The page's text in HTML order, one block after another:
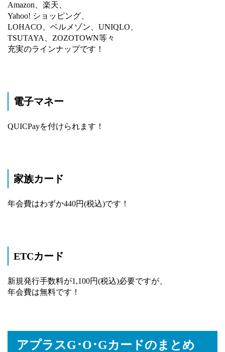
Amazon、楽天、
Yahoo! ショッピング、
LOHACO、ベルメゾン、UNIQLO、
TSUTAYA、ZOZOTOWN等々
充実のラインナップです！
電子マネー
QUICPayを付けられます！
家族カード
年会費はわずか440円(税込)です！
ETCカード
新規発行手数料が1,100円(税込)必要ですが、
年会費は無料です！
アプラスG･O･Gカードのまとめ